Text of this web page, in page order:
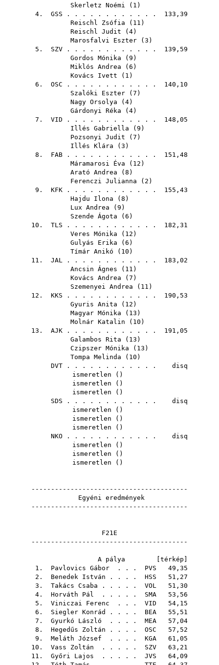
Skerletz Noémi ( 1 )
4. GSS . . . . . . . . . . . . 133,39
Reischl Zsófia ( 11 )
Reischl Judit ( 4)
Marosfalvi Eszter ( 3 )
5. SZV . . . . . . . . . . . . 139,59
Gordos Mónika ( 9 )
Miklós Andrea ( 6 )
Kovács Ivett ( 1 )
6. OSC . . . . . . . . . . . . 140,10
Szalóki Eszter ( 7 )
Nagy Orsolya ( 4)
Gárdonyi Réka ( 4)
7. VID . . . . . . . . . . . . 148,05
Illés Gabriella ( 9 )
Pozsonyi Judit ( 7 )
Illés Klára ( 3 )
8. FAB . . . . . . . . . . . . 151,48
Máramarosi Éva ( 12 )
Arató Andrea ( 8 )
Ferenczi Julianna ( 2 )
9. KFK . . . . . . . . . . . . 155,43
Hajdu Ilona ( 8 )
Lux Andrea ( 9 )
Szende Ágota ( 6 )
10. TLS . . . . . . . . . . . . 182,31
Veres Mónika ( 12 )
Gulyás Erika ( 6 )
Tímár Anikó ( 10 )
11. JAL . . . . . . . . . . . . 183,02
Ancsin Ágnes ( 11 )
Kovács Andrea ( 7 )
Szemenyei Andrea ( 11 )
12. KKS . . . . . . . . . . . . 190,53
Gyuris Anita ( 12 )
Magyar Mónika ( 13 )
Molnár Katalin ( 10 )
13. AJK . . . . . . . . . . . . 191,05
Galambos Rita ( 13 )
Czipszer Mónika ( 13 )
Tompa Melinda ( 10 )
DVT . . . . . . . . . . . . disq
ismeretlen ()
ismeretlen ()
ismeretlen ()
SDS . . . . . . . . . . . . disq
ismeretlen ()
ismeretlen ()
ismeretlen ()
NKO . . . . . . . . . . . . disq
ismeretlen ()
ismeretlen ()
ismeretlen ()
----------------------------------------
Egyéni eredmények
----------------------------------------
F21E
----------------------------------------
A pálya [ térkép
1. Pavlovics Gábor . . . PVS 49,35
2. Benedek István . . . . HSS 51,27
3. Takács Csaba . . . . . VOL 51,30
4. Horváth Pál . . . . . SMA 53,56
5. Viniczai Ferenc . . . VID 54,15
6. Siegler Konrád . . . . BEA 55,51
7. Gyurkó László . . . . MEA 57,04
8. Hegedűs Zoltán . . . . OSC 57,52
9. Meláth József . . . . KGA 61,05
10. Vass Zoltán . . . . . SZV 63,21
11. Győri Lajos . . . . . JVS 64,09